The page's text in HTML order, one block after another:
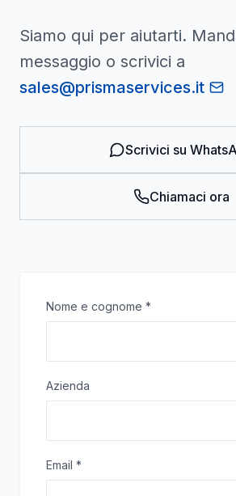
Siamo qui per aiutarti.
messaggio o scrivici a
sales@prismaservices.it
Scrivici su
Chiamaci ora
Nome e cognome *
Azienda
Email *